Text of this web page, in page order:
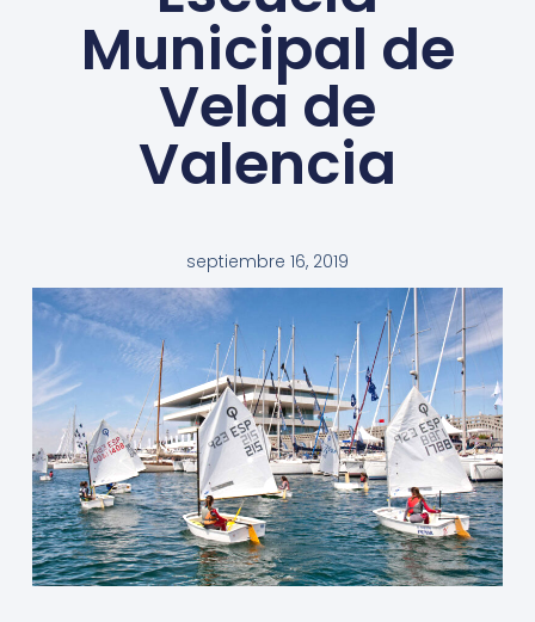
Municipal de
Vela de
Valencia
septiembre 16, 2019